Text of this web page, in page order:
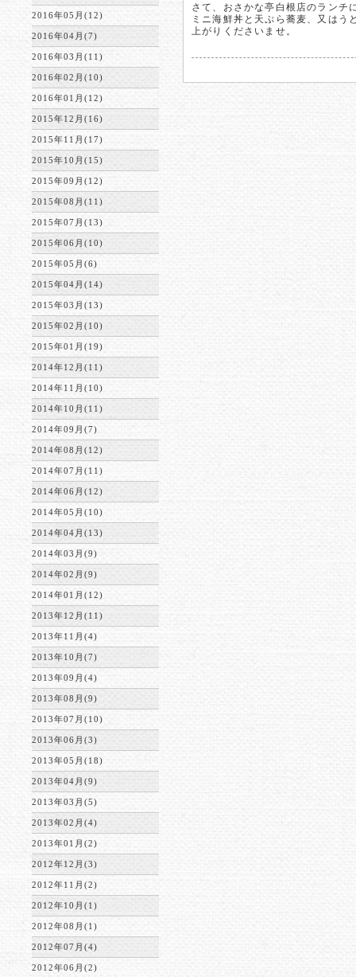
2016年05月(12)
2016年04月(7)
2016年03月(11)
2016年02月(10)
2016年01月(12)
2015年12月(16)
2015年11月(17)
2015年10月(15)
2015年09月(12)
2015年08月(11)
2015年07月(13)
2015年06月(10)
2015年05月(6)
2015年04月(14)
2015年03月(13)
2015年02月(10)
2015年01月(19)
2014年12月(11)
2014年11月(10)
2014年10月(11)
2014年09月(7)
2014年08月(12)
2014年07月(11)
2014年06月(12)
2014年05月(10)
2014年04月(13)
2014年03月(9)
2014年02月(9)
2014年01月(12)
2013年12月(11)
2013年11月(4)
2013年10月(7)
2013年09月(4)
2013年08月(9)
2013年07月(10)
2013年06月(3)
2013年05月(18)
2013年04月(9)
2013年03月(5)
2013年02月(4)
2013年01月(2)
2012年12月(3)
2012年11月(2)
2012年10月(1)
2012年08月(1)
2012年07月(4)
2012年06月(2)
さて、おさかな亭白根店のランチ
ミニ海鮮丼と天ぷら蕎麦、又はう
上がりくださいませ。